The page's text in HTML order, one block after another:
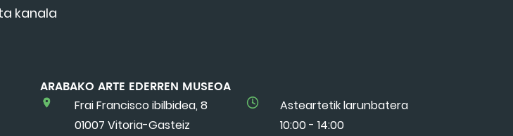
kanala
ARABAKO ARTE EDERREN MUSEOA
Frai Francisco ibilbidea, 8
01007 Vitoria-Gasteiz
Asteartetik larunbatera
10:00 - 14:00